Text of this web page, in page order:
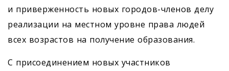
и приверженность новых городов-членов делу
реализации на местном уровне права людей
всех возрастов на получение образования.
С присоединением новых участников